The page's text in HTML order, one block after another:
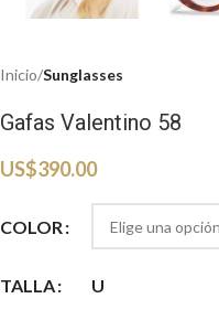
Inicio Sunglasses
Gafas Valentino 58
US$390.00
COLOR
TALLA U